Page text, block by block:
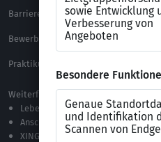
Barrierefreiheitserklärung
Bewerbungs-FAQ
Praktikum Online Marketing
Weiterführende Links
Lebenslauf-Editor
Anschreiben-Editor
XING Stellenmarkt